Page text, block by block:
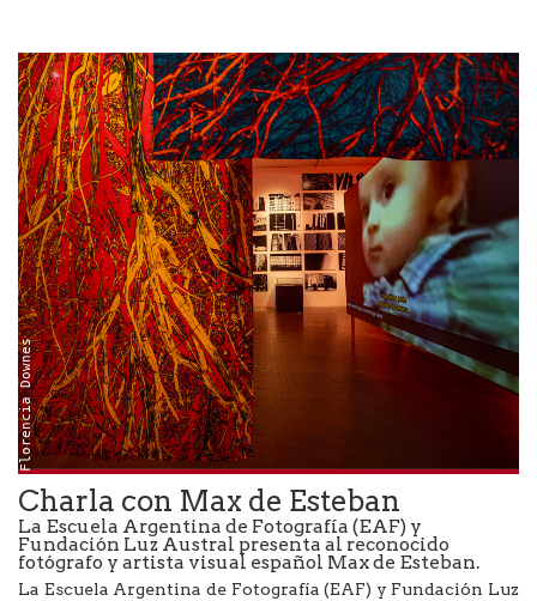
Florencia Downes
Charla con Max de Esteban
La Escuela Argentina de Fotografía (EAF) y
Fundación Luz Austral presenta al reconocido
fotógrafo y artista visual español Max de Esteban.
La Escuela Argentina de Fotografía (EAF) y Fundación Luz